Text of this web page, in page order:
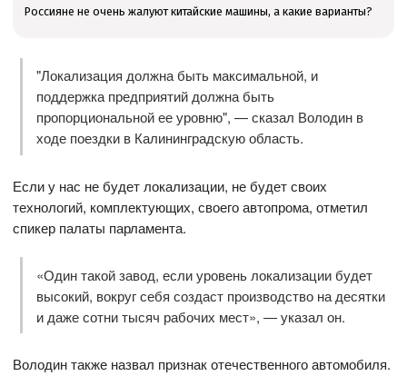
Россияне не очень жалуют китайские машины, а какие варианты?
"Локализация должна быть максимальной, и
поддержка предприятий должна быть
пропорциональной ее уровню", — сказал Володин в
ходе поездки в Калининградскую область.
Если у нас не будет локализации, не будет своих
технологий, комплектующих, своего автопрома, отметил
спикер палаты парламента.
«Один такой завод, если уровень локализации будет
высокий, вокруг себя создаст производство на десятки
и даже сотни тысяч рабочих мест», — указал он.
Володин также назвал признак отечественного автомобиля.